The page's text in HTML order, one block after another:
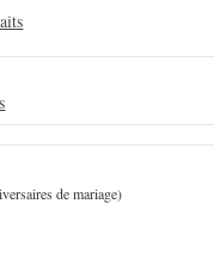
de mariage)